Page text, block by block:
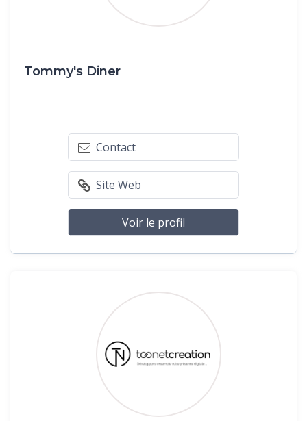
Tommy's Diner
Contact
Site Web
Voir le profil